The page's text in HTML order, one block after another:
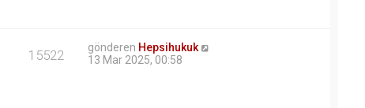
15522 gönderen Hepsihukuk
13 Mar 2025, 00:58